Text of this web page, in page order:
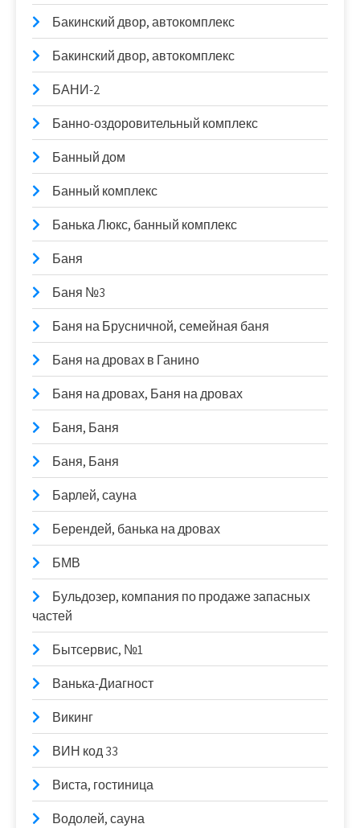
Бакинский двор, автокомплекс
Бакинский двор, автокомплекс
БАНИ-2
Банно-оздоровительный комплекс
Банный дом
Банный комплекс
Банька Люкс, банный комплекс
Баня
Баня №3
Баня на Брусничной, семейная баня
Баня на дровах в Ганино
Баня на дровах, Баня на дровах
Баня, Баня
Баня, Баня
Барлей, сауна
Берендей, банька на дровах
БМВ
Бульдозер, компания по продаже запасных
частей
Бытсервис, №1
Ванька-Диагност
Викинг
ВИН код 33
Виста, гостиница
Водолей, сауна